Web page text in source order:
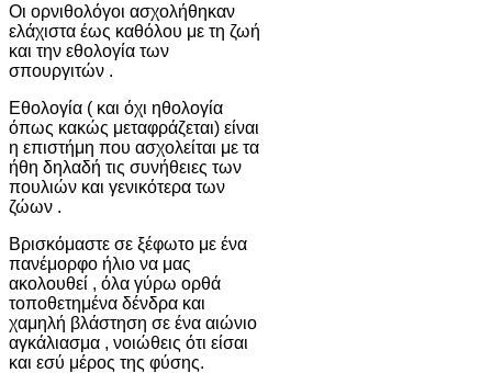
Οι ορνιθολόγοι ασχολήθηκαν
ελάχιστα έως καθόλου με τη ζωή
και την εθολογία των
σπουργιτών .
Εθολογία ( και όχι ηθολογία
όπως κακώς μεταφράζεται) είναι
η επιστήμη που ασχολείται με τα
ήθη δηλαδή τις συνήθειες των
πουλιών και γενικότερα των
ζώων .
Βρισκόμαστε σε ξέφωτο με ένα
πανέμορφο ήλιο να μας
ακολουθεί , όλα γύρω ορθά
τοποθετημένα δένδρα και
χαμηλή βλάστηση σε ένα αιώνιο
αγκάλιασμα , νοιώθεις ότι είσαι
και εσύ μέρος της φύσης.